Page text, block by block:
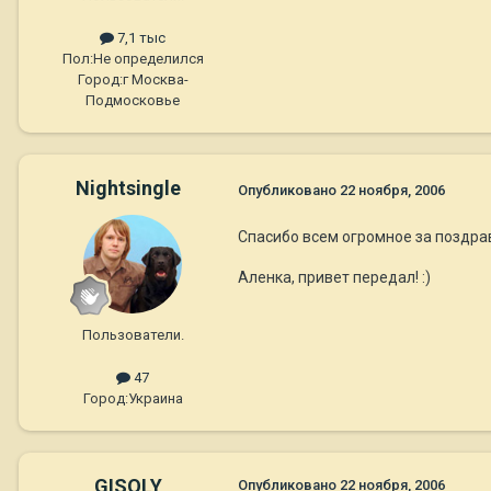
7,1 тыс
Пол:Не определился
Город:г Москва-
Подмосковье
Nightsingle
Пользователи.
47
Город:Украина
Опубликовано 22 ноября, 2006
Спасибо всем огромное за
Аленка, привет передал! :)
GISOLY Опубликовано 22 ноября, 2006